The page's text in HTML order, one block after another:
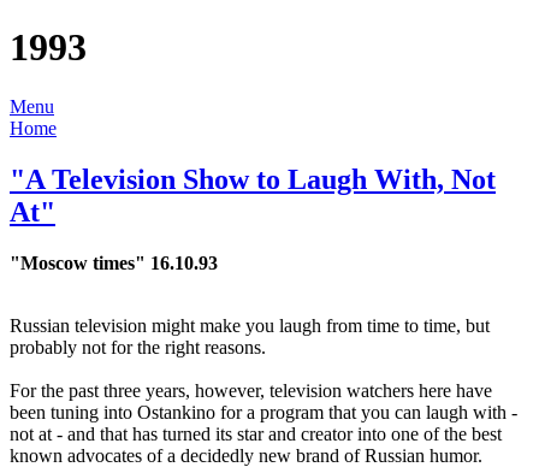
1993
Menu
Home
"A Television Show to Laugh With, Not
At"
"Moscow times" 16.10.93
Russian television might make you laugh from time to time, but
probably not for the right reasons.
For the past three years, however, television watchers here have
been tuning into Ostankino for a program that you can laugh with -
not at - and that has turned its star and creator into one of the best
known advocates of a decidedly new brand of Russian humor.